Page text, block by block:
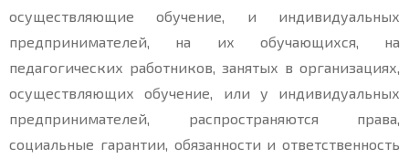
осуществляющие обучение, и индивидуальных
предпринимателей, на их обучающихся, на
педагогических работников, занятых в организациях,
осуществляющих обучение, или у индивидуальных
предпринимателей, распространяются права,
социальные гарантии, обязанности и ответственность